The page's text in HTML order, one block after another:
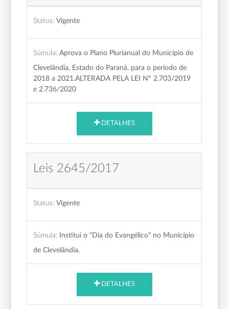
Status: Vigente
Súmula: Aprova o Plano Plurianual do Município de
Clevelândia, Estado do Paraná, para o período de
2018 a 2021.ALTERADA PELA LEI Nº 2.703/2019
e 2.736/2020
DETALHES
Leis 2645/2017
Status: Vigente
Súmula: Institui o “Dia do Evangélico” no Município
de Clevelândia.
DETALHES